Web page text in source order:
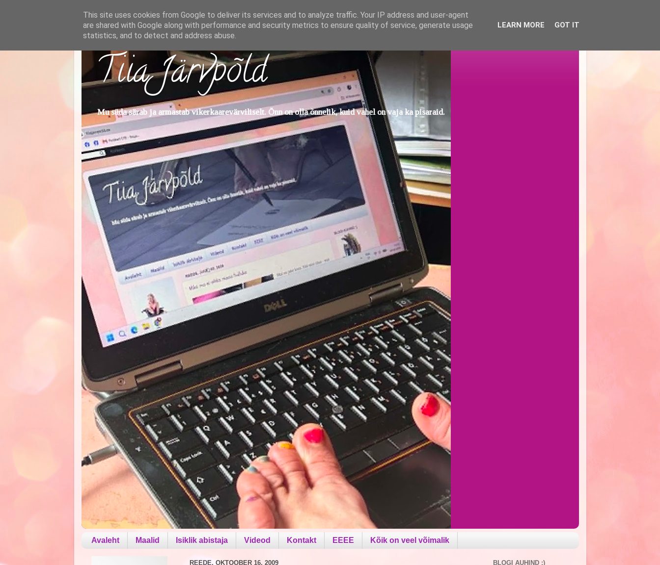
Tiia Järvpõld
Mu süda särab ja armastab vikerkaarevärviliselt. Õnn on olla õnnelik, kuid vahel on vaja ka pisaraid.
Avaleht Maalid Isiklik abistaja Videod Kontakt EEEE Kõik on veel võimalik
REEDE, OKTOOBER 16, 2009 BLOGI AUHIND :)
This site uses cookies from Google to deliver its services and to analyze traffic. Your IP address and user-agent
are shared with Google along with performance and security metrics to ensure quality of service, generate usage
statistics, and to detect and address abuse.
LEARN MORE GOT IT